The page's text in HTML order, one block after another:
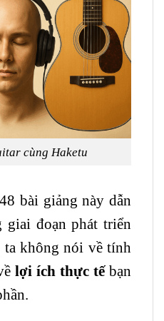
cùng Haketu
bài giảng này dẫn
giai đoạn phát triển
ta không nói về tính
lợi ích thực tếbạn